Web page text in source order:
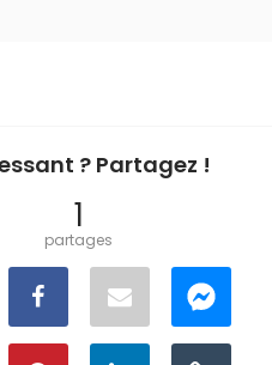
? Partagez !
1
partages